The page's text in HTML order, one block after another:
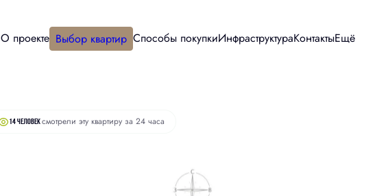
О проекте Выбор квартир Способы покупкиИнфраструктураКонтактыЕщё
14 человексмотрели эту квартиру за 24 часа